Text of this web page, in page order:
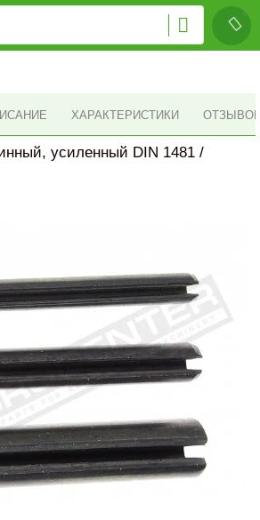
ХАРАКТЕРИСТИКИ ОТЗЫВОВ
усиленный DIN 1481 /